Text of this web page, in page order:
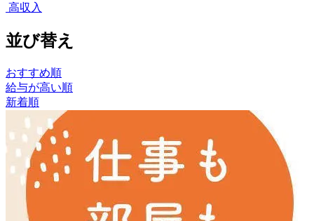
高収入
並び替え
おすすめ順
給与が高い順
新着順